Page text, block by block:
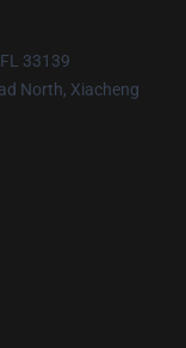
33139
North, Xiacheng